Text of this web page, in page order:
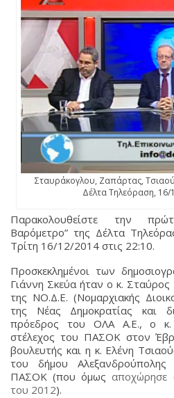
Σταυράκογλου, Ζαπάρτας,
Δέλτα Τηλεόραση, 16/
Παρακολουθείστε την
Βαρόμετρο” της Δέλτα
Τρίτη 16/12/2014 στις 22:10.
Προσκεκλημένοι των
Γιάννη Σκεύα ήταν ο κ.
της ΝΟ.Δ.Ε. (Νομαρχιακής
της Νέας Δημοκρατίας και
πρόεδρος του ΟΛΑ Α.Ε., ο κ.
στέλεχος του ΠΑΣΟΚ στον
βουλευτής και η κ. Ελένη
του δήμου
ΠΑΣΟΚ (που όμωςαποχώρησε
του 2012).